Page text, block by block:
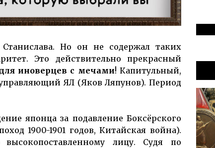
Но он не содержал таких
Это действительно прекрасный
иноверцев с мечами! Капитульный,
ЯЛ (Яков Ляпунов). Период
японца за подавление Боксёрского
1900-1901 годов, Китайская война).
лицу. Судя по